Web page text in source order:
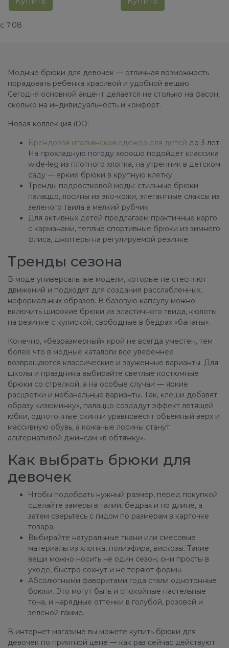
с 7.08
Модные брюки для девочек — отличная возможность
порадовать ребенка красивой и удобной вещью.
Сегодня основной акцент делается не столько на фасон,
сколько на индивидуальность и комфорт.
Новая коллекция iDO:
Брендовая итальянская одежда для детей до 3 лет.
На прохладную погоду хорошо подойдет классика
wide-leg из плотного хлопка, на утренник в детском
саду — яркие брюки в крупную клетку.
Тренды подростковой моды: стильные брюки
палаццо, лосины из эко-кожи, элегантные слаксы из
зеленого твила в мелкий рубчик.
Для активных детей предлагаем практичные карго
с карманами, теплые спортивные брюки из зимнего
флиса, джоггеры на регулируемой резинке.
Тренды сезона
В моде универсальные модели, которые не стесняют
движений и подходят для создания расслабленных,
неформальных образов. В базовую капсулу можно
включить широкие брюки из эластичного твида, кюлоты
на резинке с кулиской, свободные в бедрах «бананы».
Конечно, «безразмерный» крой не всегда уместен, тем
более что в модные каталоги все увереннее
возвращаются классические и зауженные варианты. Для
школы и праздника выбирайте светлые костюмные
брюки со стрелкой, а на особые случаи — яркие
расцветки и небанальные варианты. Так, клеши добавят
образу «изюминку», палаццо создадут эффект летящей
юбки, однотонные скинни уравновесят объемный верх и
массивную обувь, а кожаные лосины станут
альтернативой джинсам «в обтяжку».
Как выбрать брюки для
девочек
Чтобы подобрать нужный размер, перед покупкой
сделайте замеры в талии, бедрах и по длине, а
затем сверьтесь с гидом по размерам в карточке
товара.
Выбирайте натуральные ткани или смесовые
материалы из хлопка, полиэфира, вискозы. Такие
вещи можно носить не один сезон, они просты в
уходе, быстро сохнут и не теряют формы.
Абсолютными фаворитами года стали однотонные
брюки. Это могут быть и спокойные пастельные
тона, и нарядные оттенки в голубой, розовой и
зеленой гамме.
В интернет магазине вы можете купить брюки для
девочек по приятной цене — как раз сейчас действуют